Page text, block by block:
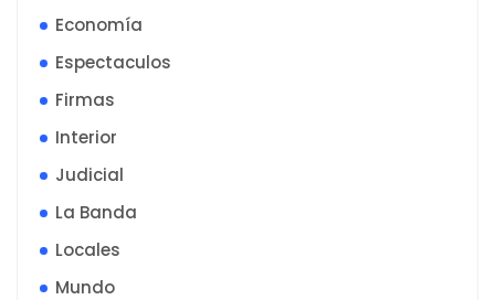
Economía
Espectaculos
Firmas
Interior
Judicial
La Banda
Locales
Mundo